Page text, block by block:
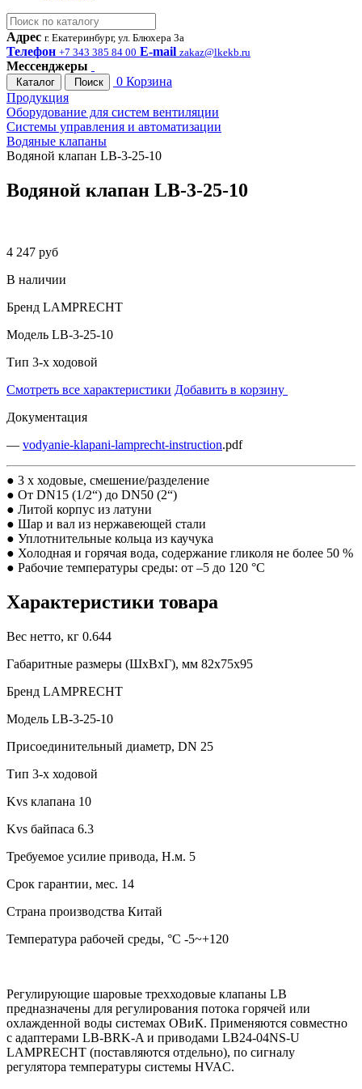
Адрес г. Екатеринбург, ул. Блюхера 3а
Телефон +7 343 385 84 00 E-mail zakaz@lkekb.ru
Мессенджеры
Каталог Поиск 0 Корзина
Продукция
Оборудование для систем вентиляции
Системы управления и автоматизации
Водяные клапаны
Водяной клапан LB-3-25-10
Водяной клапан LB-3-25-10
4 247 руб
В наличии
Бренд LAMPRECHT
Модель LB-3-25-10
Тип 3-х ходовой
Смотреть все характеристики Добавить в корзину
Документация
— vodyanie-klapani-lamprecht-instruction.pdf
● 3 х ходовые, смешение/разделение
● От DN15 (1/2“) до DN50 (2“)
● Литой корпус из латуни
● Шар и вал из нержавеющей стали
● Уплотнительные кольца из каучука
● Холодная и горячая вода, содержание гликоля не более 50 %
● Рабочие температуры среды: от –5 до 120 °C
Характеристики товара
Вес нетто, кг 0.644
Габаритные размеры (ШxВxГ), мм 82x75x95
Бренд LAMPRECHT
Модель LB-3-25-10
Присоединительный диаметр, DN 25
Тип 3-х ходовой
Kvs клапана 10
Kvs байпаса 6.3
Требуемое усилие привода, Н.м. 5
Срок гарантии, мес. 14
Страна производства Китай
Температура рабочей среды, °C -5~+120
Регулирующие шаровые трехходовые клапаны LB
предназначены для регулирования потока горячей или
охлажденной воды системах ОВиК. Применяются совместно
с адаптерами LB-BRK-A и приводами LB24-04NS-U
LAMPRECHT (поставляются отдельно), по сигналу
регулятора температуры системы HVAC.